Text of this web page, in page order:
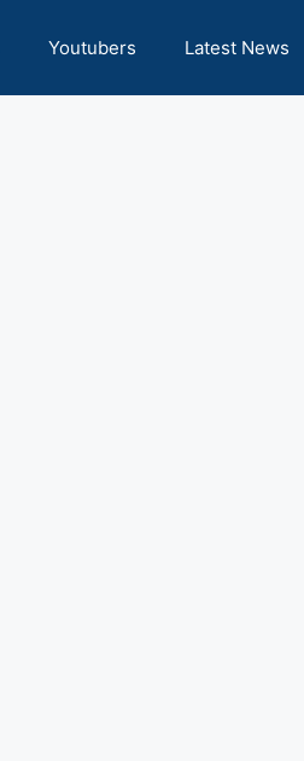
Youtubers Latest News